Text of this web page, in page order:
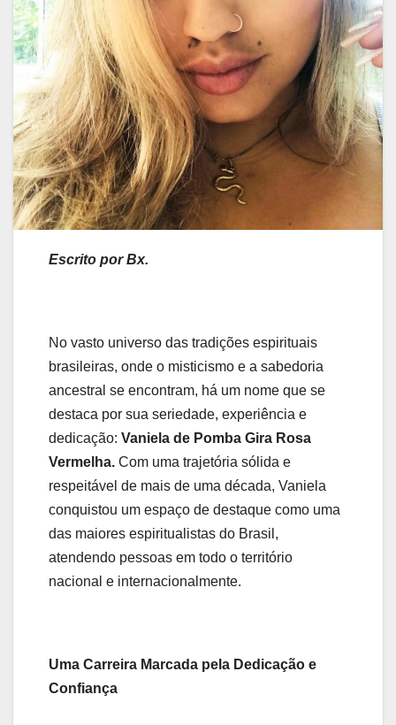
Escrito por Bx.
No vasto universo das tradições espirituais
brasileiras, onde o misticismo e a sabedoria
ancestral se encontram, há um nome que se
destaca por sua seriedade, experiência e
dedicação: Vaniela de Pomba Gira Rosa
Vermelha. Com uma trajetória sólida e
respeitável de mais de uma década, Vaniela
conquistou um espaço de destaque como uma
das maiores espiritualistas do Brasil,
atendendo pessoas em todo o território
nacional e internacionalmente.
Uma Carreira Marcada pela Dedicação e
Confiança